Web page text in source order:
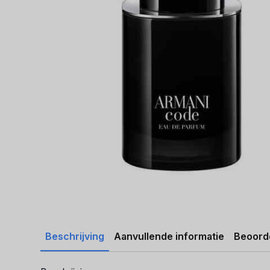
Beschrijving Aanvullende informatie